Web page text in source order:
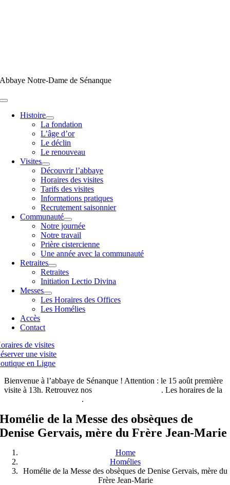
Abbaye Notre-Dame de Sénanque
Toggle
NavigationHistoire
La fondation
L’âge d’or
Le déclin
Le renouveau
Visites
Découvrir l’abbaye
Horaires des visites
Tarifs des visites
Informations pratiques
Recrutement saisonnier
Communauté
Notre journée
Notre travail
Prière cistercienne
Une année avec la communauté
Retraites
Retraites
Initiation Lectio Divina
Messes
Les Horaires des Offices
Les Homélies
Accès
Contact
de visites
une visite
en Ligne
Bienvenue à l’abbaye de Sénanque ! Attention : le 15 août première
visite à 13h. Retrouvez nos
. Les horaires de la
.
Homélie de la Messe des obsèques de
Denise Gervais, mère du Frère Jean-Marie
Home
Homélies
Homélie de la Messe des obsèques de Denise Gervais, mère du
Frère Jean-Marie